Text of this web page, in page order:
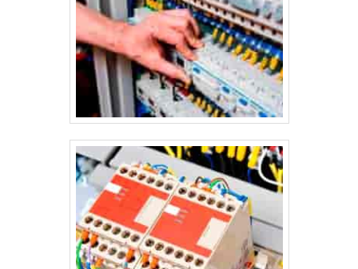
instalação, inspeção e montagem de caldeiras. Solicite um
orçamento, por e-mail ou telefone, e descubra mais
vantagens de realizar a contratação dessa empresa que está
há mais de 40 anos no mercado!.